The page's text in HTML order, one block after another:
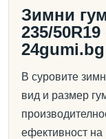
Зимни
235/
24gumi.bg
В суровите
вид и размер
ефективност